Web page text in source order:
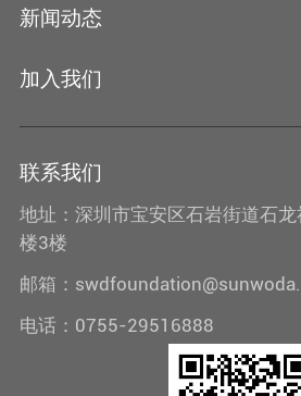
新闻动态
加入我们
联系我们
地址：深圳市宝安区石岩街道石
楼3楼
邮箱：
电话：0755-29516888